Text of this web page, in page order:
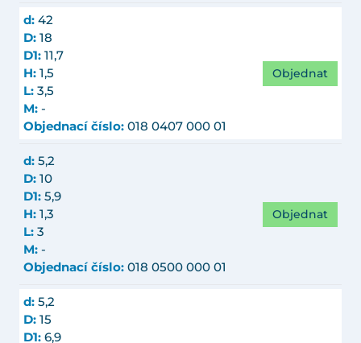
d: 42
D: 18
D1: 11,7
H: 1,5
L: 3,5
M: -
Objednací číslo: 018 0407 000 01
Objednat
d: 5,2
D: 10
D1: 5,9
H: 1,3
L: 3
M: -
Objednací číslo: 018 0500 000 01
Objednat
d: 5,2
D: 15
D1: 6,9